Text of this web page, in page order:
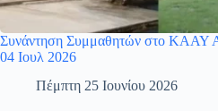
Συνάντηση Συμμαθητών στο ΚΑΑΥ
04 Ιουλ 2026
Πέμπτη 25 Ιουνίου 2026